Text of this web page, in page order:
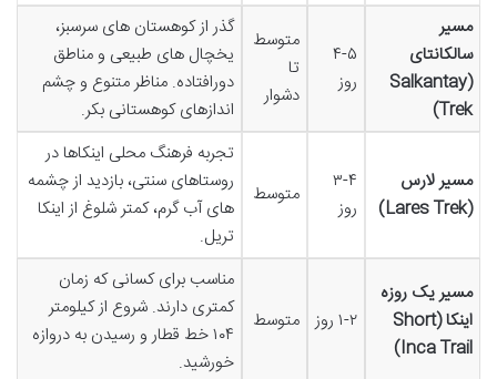
مسیر
سالکانتای
(Salkantay
Trek)
۴-۵
روز
متوسط
تا
دشوار
گذر از کوهستان های سرسبز،
یخچال های طبیعی و مناطق
دورافتاده. مناظر متنوع و چشم
اندازهای کوهستانی بکر.
مسیر لارس
(Lares Trek)
۳-۴
روز
متوسط
تجربه فرهنگ محلی اینکاها در
روستاهای سنتی، بازدید از چشمه
های آب گرم، کمتر شلوغ از اینکا
تریل.
مسیر یک روزه
اینکا (Short
Inca Trail)
۱-۲ روز متوسط
مناسب برای کسانی که زمان
کمتری دارند. شروع از کیلومتر
۱۰۴ خط قطار و رسیدن به دروازه
خورشید.